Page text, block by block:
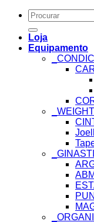
Search
for:
Loja
Equipamento